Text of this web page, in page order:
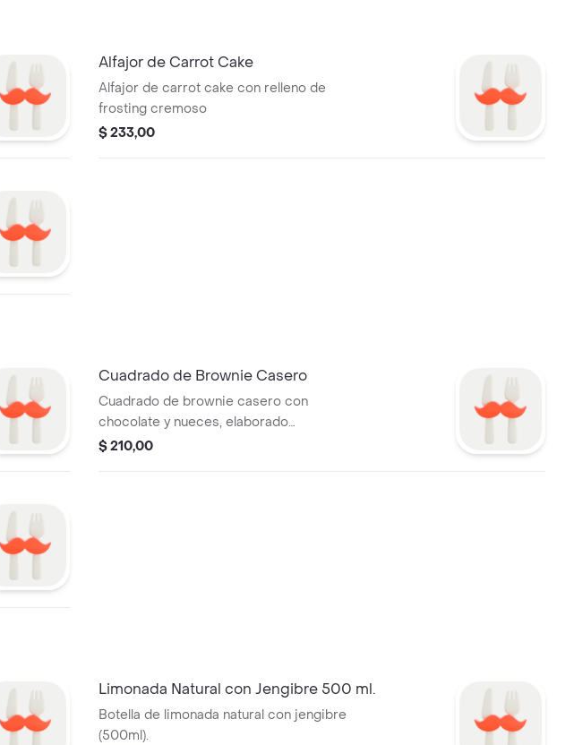
Alfajor de Carrot Cake
Alfajor de carrot cake con relleno de
frosting cremoso
$ 233,00
Cuadrado de Brownie Casero
Cuadrado de brownie casero con
chocolate y nueces, elaborado
artesanalmente.
$ 210,00
Limonada Natural con Jengibre 500 ml.
Botella de limonada natural con jengibre
(500ml).